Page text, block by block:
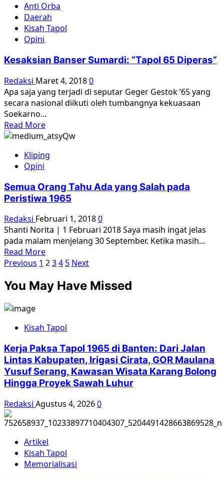
Meringkus
Loyalis
Sukarno
Anti Orba
Daerah
Kisah Tapol
Opini
Kesaksian Banser Sumardi: “Tapol 65 Diperas”
Redaksi Maret 4, 20180
Apa saja yang terjadi di seputar Geger Gestok ’65 yang
secara nasional diikuti oleh tumbangnya kekuasaan
Soekarno...
Read MoreRead
more
Kesaksian
“Tapol
65
Kliping
Opini
Semua Orang Tahu Ada yang Salah pada
Peristiwa 1965
Redaksi Februari 1, 20180
Shanti Norita | 1 Februari 2018 Saya masih ingat jelas
pada malam menjelang 30 September. Ketika masih...
Read MoreRead
more
Semua
Orang
yang
pada
Peristiwa
1965
Paginasi
pos
Previous 1 234 5 Next
You May Have Missed
Kisah Tapol
Kerja Paksa Tapol 1965 di Banten: Dari Jalan
Lintas Kabupaten, Irigasi Cirata, GOR Maulana
Yusuf Serang, Kawasan Wisata Karang Bolong
Hingga Proyek Sawah Luhur
Redaksi Agustus 4, 20260
Artikel
Kisah Tapol
Memorialisasi